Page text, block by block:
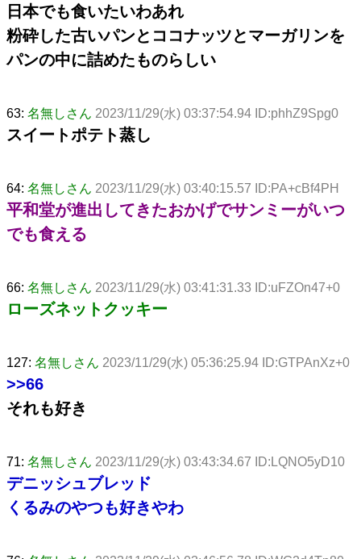
日本でも食いたいわあれ
粉砕した古いパンとココナッツとマーガリンを
パンの中に詰めたものらしい
63: 名無しさん 2023/11/29(水) 03:37:54.94 ID:phhZ9Spg0
スイートポテト蒸し
64: 名無しさん 2023/11/29(水) 03:40:15.57 ID:PA+cBf4PH
平和堂が進出してきたおかげでサンミーがいつ
でも食える
66: 名無しさん 2023/11/29(水) 03:41:31.33 ID:uFZOn47+0
ローズネットクッキー
127: 名無しさん 2023/11/29(水) 05:36:25.94 ID:GTPAnXz+0
>>66
それも好き
71: 名無しさん 2023/11/29(水) 03:43:34.67 ID:LQNO5yD10
デニッシュブレッド
くるみのやつも好きやわ